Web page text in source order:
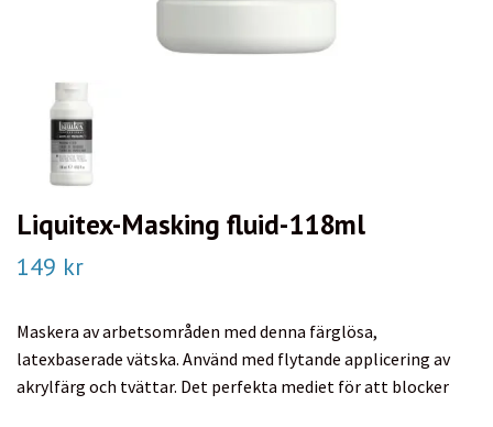
Liquitex-Masking fluid-118ml
149 kr
Maskera av arbetsområden med denna färglösa,
latexbaserade vätska. Använd med flytande applicering av
akrylfärg och tvättar. Det perfekta mediet för att blocker